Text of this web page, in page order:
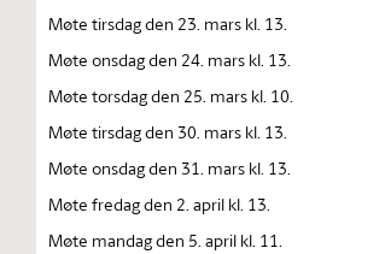
Møte tirsdag den 23. mars kl. 13.
Møte onsdag den 24. mars kl. 13.
Møte torsdag den 25. mars kl. 10.
Møte tirsdag den 30. mars kl. 13.
Møte onsdag den 31. mars kl. 13.
Møte fredag den 2. april kl. 13.
Møte mandag den 5. april kl. 11.